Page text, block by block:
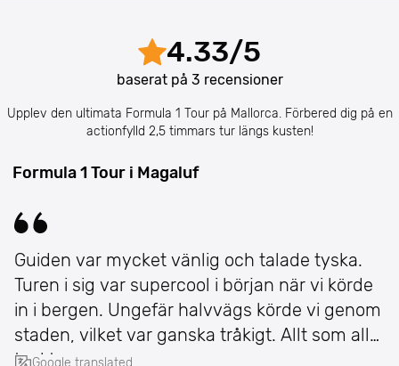
4.33/5
baserat på 3 recensioner
Upplev den ultimata Formula 1 Tour på Mallorca. Förbered dig på en
actionfylld 2,5 timmars tur längs kusten!
Formula 1 Tour i Magaluf
Guiden var mycket vänlig och talade tyska.
Turen i sig var supercool i början när vi körde
in i bergen. Ungefär halvvägs körde vi genom
staden, vilket var ganska tråkigt. Allt som allt
tyckte
Google translated